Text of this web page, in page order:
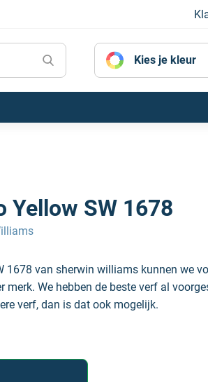
Kies je kleur
Yellow SW 1678
1678 van sherwin williams kunnen we
merk. We hebben de beste verf al
verf, dan is dat ook mogelijk.